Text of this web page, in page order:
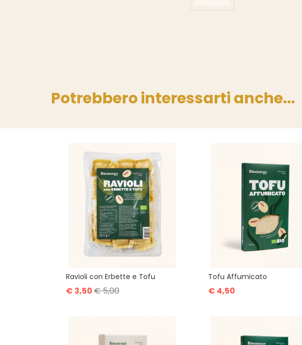
Potrebbero interessarti anche...
Ravioli con Erbette e Tofu
€ 3,50€ 5,00
Tofu Affumicato
€ 4,50